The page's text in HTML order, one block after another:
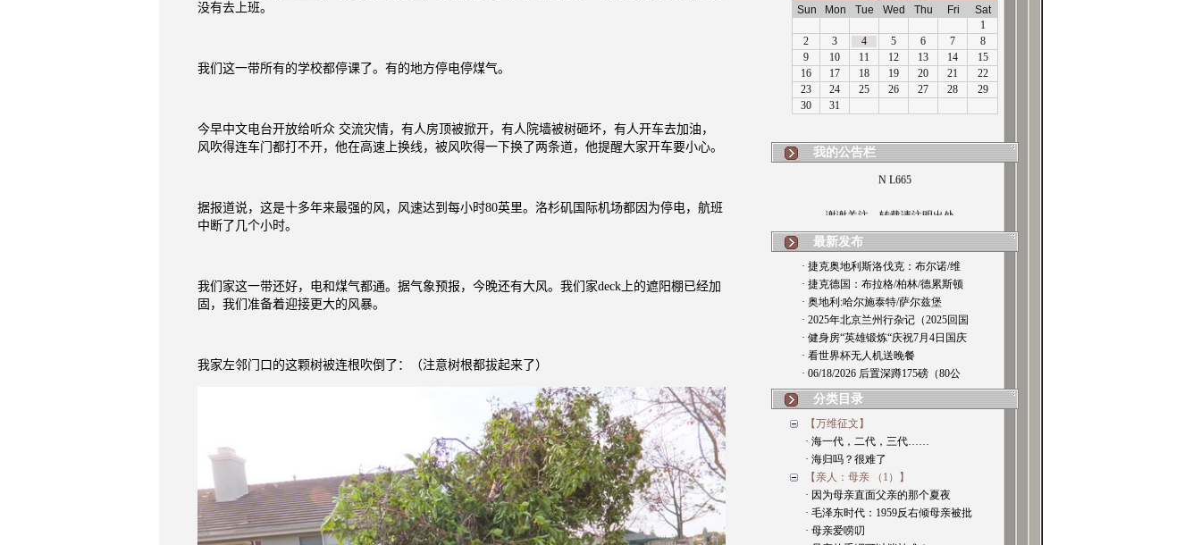
没有去上班。
我们这一带所有的学校都停课了。有的地方停电停煤气。
今早中文电台开放给听众 交流灾情，有人房顶被掀开，有人院墙被树砸坏，有人开车去加油，
风吹得连车门都打不开，他在高速上换线，被风吹得一下换了两条道，他提醒大家开车要小心。
据报道说，这是十多年来最强的风，风速达到每小时80英里。洛杉矶国际机场都因为停电，航班
中断了几个小时。
我们家这一带还好，电和煤气都通。据气象预报，今晚还有大风。我们家deck上的遮阳棚已经加
固，我们准备着迎接更大的风暴。
我家左邻门口的这颗树被连根吹倒了：（注意树根都拔起来了）
我的公告栏
最新发布
· 捷克奥地利斯洛伐克：布尔诺/维
· 捷克德国：布拉格/柏林/德累斯顿
· 奥地利:哈尔施泰特/萨尔兹堡
· 2025年北京兰州行杂记（2025回国
· 健身房“英雄锻炼“庆祝7月4日国庆
· 看世界杯无人机送晚餐
· 06/18/2026 后置深蹲175磅（80公
分类目录
【万维征文】
· 海一代，二代，三代……
· 海归吗？很难了
【亲人：母亲 （1）】
· 因为母亲直面父亲的那个夏夜
· 毛泽东时代：1959反右倾母亲被批
· 母亲爱唠叨